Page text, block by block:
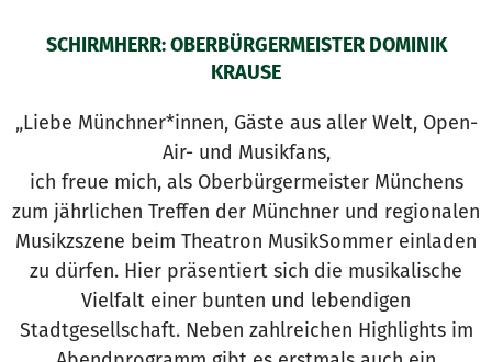
SCHIRMHERR: OBERBÜRGERMEISTER DOMINIK
KRAUSE
„Liebe Münchner*innen, Gäste aus aller Welt, Open-
Air- und Musikfans,
ich freue mich, als Oberbürgermeister Münchens
zum jährlichen Treffen der Münchner und regionalen
Musikzszene beim Theatron MusikSommer einladen
zu dürfen. Hier präsentiert sich die musikalische
Vielfalt einer bunten und lebendigen
Stadtgesellschaft. Neben zahlreichen Highlights im